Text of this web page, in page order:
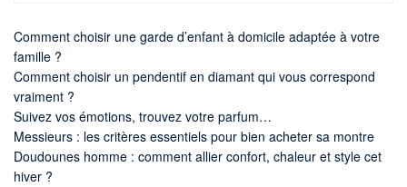
Comment choisir une garde d’enfant à domicile adaptée à votre
famille ?
Comment choisir un pendentif en diamant qui vous correspond
vraiment ?
Suivez vos émotions, trouvez votre parfum…
Messieurs : les critères essentiels pour bien acheter sa montre
Doudounes homme : comment allier confort, chaleur et style cet
hiver ?